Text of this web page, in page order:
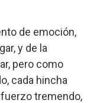
de emoción,
y de la
pero como
cada hincha
tremendo,